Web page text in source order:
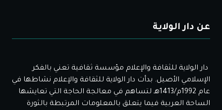
عن دار الولاية
دار الولاية للثقافة والإعلام مؤسسة ثقافية تعني بالفكر
الإسلامي الأصيل. بدأت دار الولاية للثقافة والإعلام نشاطها في
عام 1992م/1413هـ لتساهم في معالجة الحاجة التي تعايشها
الساحة العربية فيما يتعلق بالمعلومات المرتبطة بالثورة